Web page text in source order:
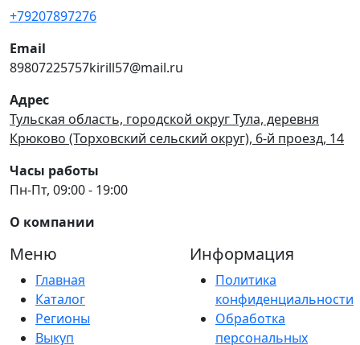
+79207897276
Email
89807225757kirill57@mail.ru
Адрес
Тульская область, городской округ Тула, деревня
Крюково (Торховский сельский округ), 6-й проезд, 14
Часы работы
Пн-Пт, 09:00 - 19:00
О компании
Меню
Главная
Каталог
Регионы
Выкуп
Информация
Политика
конфиденциальности
Обработка
персональных